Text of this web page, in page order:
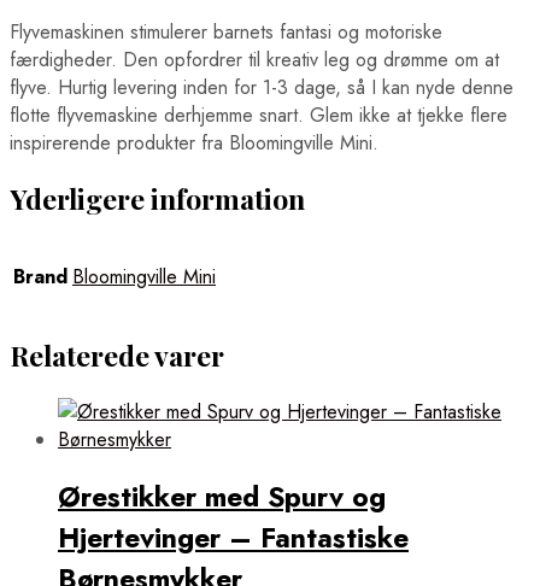
Flyvemaskinen stimulerer barnets fantasi og motoriske
færdigheder. Den opfordrer til kreativ leg og drømme om at
flyve. Hurtig levering inden for 1-3 dage, så I kan nyde denne
flotte flyvemaskine derhjemme snart. Glem ikke at tjekke flere
inspirerende produkter fra Bloomingville Mini.
Yderligere information
Brand Bloomingville Mini
Relaterede varer
Ørestikker med Spurv og
Hjertevinger – Fantastiske